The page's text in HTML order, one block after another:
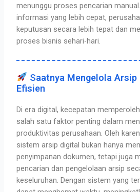
menunggu proses pencarian
informasi yang lebih cepat,
keputusan secara lebih tepat dan
proses bisnis sehari-hari.
Saatnya Mengelola Arsip
Efisien
Di era digital, kecepatan
salah satu faktor penting dalam
produktivitas perusahaan. Oleh
sistem arsip digital bukan hanya
penyimpanan dokumen, tetapi juga
pencarian dan pengelolaan arsip
keseluruhan.Dengan sistem yang